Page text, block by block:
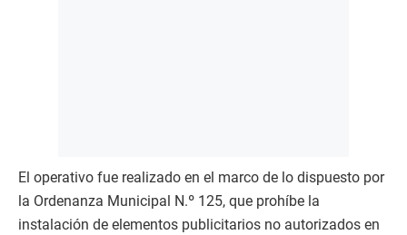
El operativo fue realizado en el marco de lo dispuesto por
la Ordenanza Municipal N.º 125, que prohíbe la
instalación de elementos publicitarios no autorizados en